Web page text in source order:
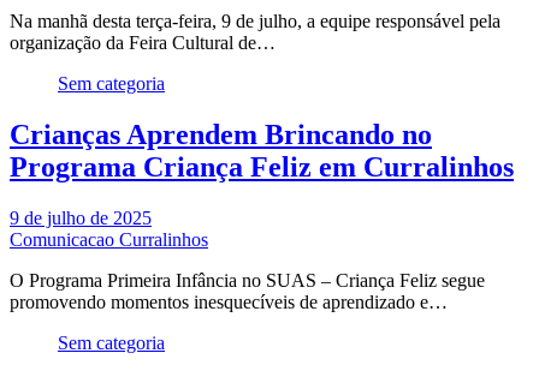
Na manhã desta terça-feira, 9 de julho, a equipe responsável pela
organização da Feira Cultural de…
Sem categoria
Crianças Aprendem Brincando no
Programa Criança Feliz em Curralinhos
9 de julho de 2025
Comunicacao Curralinhos
O Programa Primeira Infância no SUAS – Criança Feliz segue
promovendo momentos inesquecíveis de aprendizado e…
Sem categoria